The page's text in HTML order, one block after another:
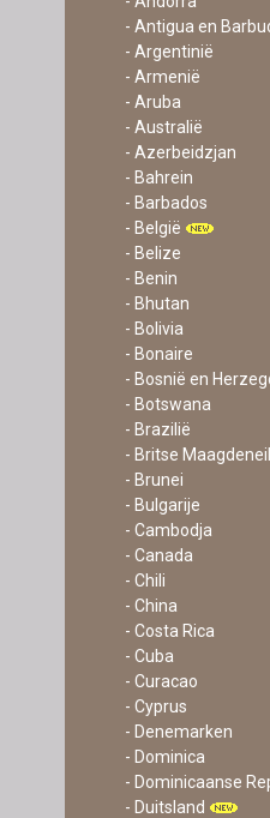
- Antigua en
- Argentinië
- Armenië
- Aruba
- Australië
- Azerbeidzjan
- Bahrein
- Barbados
- België
- Belize
- Benin
- Bhutan
- Bolivia
- Bonaire
- Bosnië en
- Botswana
- Brazilië
- Britse
- Brunei
- Bulgarije
- Cambodja
- Canada
- Chili
- China
- Costa Rica
- Cuba
- Curacao
- Cyprus
- Denemarken
- Dominica
- Dominicaanse
- Duitsland